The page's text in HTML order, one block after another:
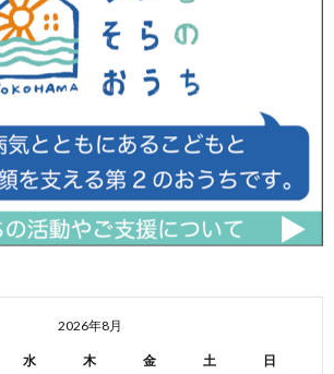
2026年8月
水 木 金 土 日